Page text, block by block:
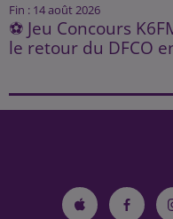
Fin : 14 août 2026
⚽ Jeu Concours
le retour du DFCO